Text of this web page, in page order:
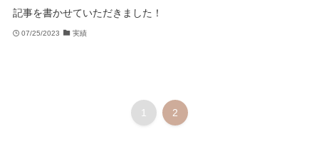
記事を書かせていただきました！
07/25/2023 実績
1 2